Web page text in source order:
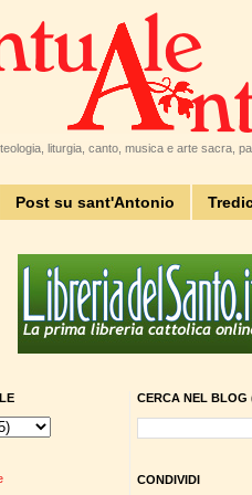
liturgia, canto, musica e arte sacra,
Post su sant'Antonio
CERCA NEL BLOG
CONDIVIDI